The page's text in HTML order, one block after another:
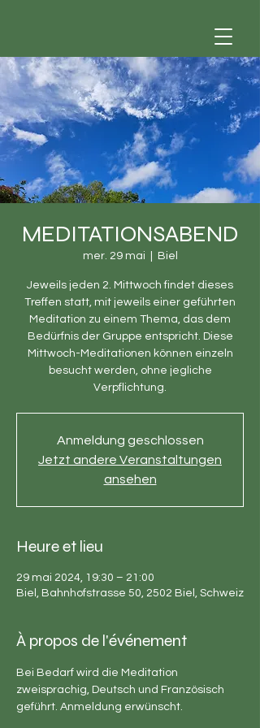
MEDITATIONSABEND
mer. 29 mai Biel
Jeweils jeden 2. Mittwoch findet dieses
Treffen statt, mit jeweils einer geführten
Meditation zu einem Thema, das dem
Bedürfnis der Gruppe entspricht. Diese
Mittwoch-Meditationen können einzeln
besucht werden, ohne jegliche
Verpflichtung.
Anmeldung geschlossen
Jetzt andere Veranstaltungen
ansehen
Heure et lieu
29 mai 2024, 19:30 – 21:00
Biel, Bahnhofstrasse 50, 2502 Biel, Schweiz
À propos de l'événement
Bei Bedarf wird die Meditation
zweisprachig, Deutsch und Französisch
geführt. Anmeldung erwünscht.